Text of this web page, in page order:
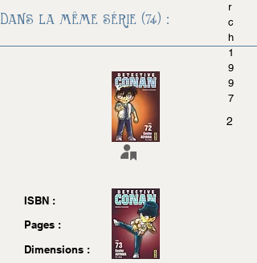
r
c
h
1
9
9
7
2
ISBN :
Pages :
Dimensions :
Dans la même série (74) :